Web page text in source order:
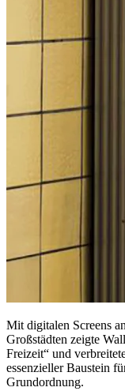
Mit digitalen Screens
Großstädten zeigte
Freizeit“ und
essenzieller Baustein
Grundordnung.